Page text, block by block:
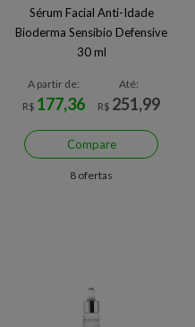
Sérum Facial Anti-Idade
Bioderma Sensibio Defensive
30 ml
A partir de:
R$ 177,36
Até:
R$ 251,99
Compare
8 ofertas